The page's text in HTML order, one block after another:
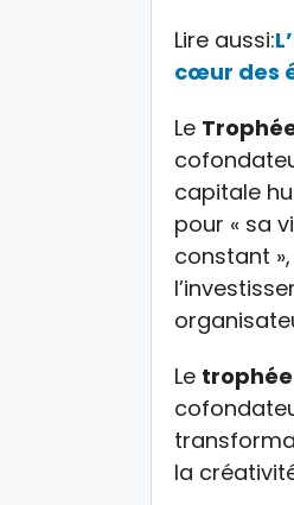
Lire aussi:
cœur des
Le
capitale
pour « sa
constant
Le
la